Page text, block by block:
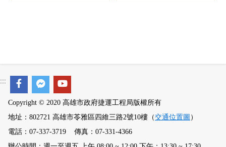
:::
Copyright © 2020 高雄市政府捷運工程局版權所有
地址：802721 高雄市苓雅區四維三路2號10樓（交通位置圖 ）
電話：07-337-3719 傳真：07-331-4366